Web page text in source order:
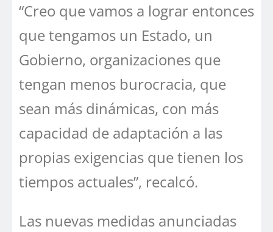
“Creo que vamos a lograr entonces
que tengamos un Estado, un
Gobierno, organizaciones que
tengan menos burocracia, que
sean más dinámicas, con más
capacidad de adaptación a las
propias exigencias que tienen los
tiempos actuales”, recalcó.
Las nuevas medidas anunciadas